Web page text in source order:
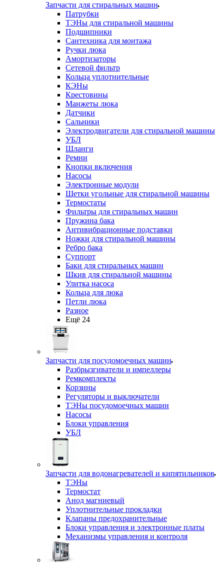
Запчасти для стиральных машин
Патрубки
ТЭНы для стиральной машины
Подшипники
Сантехника для монтажа
Ручки люка
Амортизаторы
Сетевой фильтр
Кольца уплотнительные
КЭНы
Крестовины
Манжеты люка
Датчики
Сальники
Электродвигатели для стиральной машины
УБЛ
Шланги
Ремни
Кнопки включения
Насосы
Электронные модули
Щетки угольные для стиральной машины
Термостаты
Фильтры для стиральных машин
Пружина бака
Антивибрационные подставки
Ножки для стиральной машины
Ребро бака
Суппорт
Баки для стиральных машин
Шкив для стиральной машины
Улитка насоса
Кольца для люка
Петли люка
Разное
Ещё 24
Запчасти для посудомоечных машин
Разбрызгиватели и импеллеры
Ремкомплекты
Корзины
Регуляторы и выключатели
ТЭНы посудомоечных машин
Насосы
Блоки управления
УБЛ
Запчасти для водонагревателей и кипятильников
ТЭНы
Термостат
Анод магниевый
Уплотнительные прокладки
Клапаны предохранительные
Блоки управления и электронные платы
Механизмы управления и контроля